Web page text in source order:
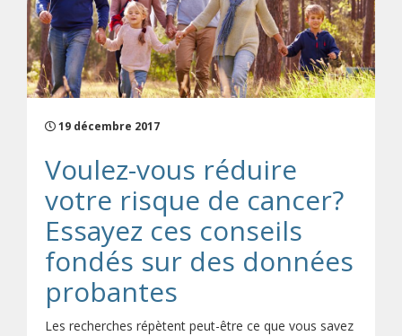
19 décembre 2017
Voulez-vous réduire
votre risque de cancer?
Essayez ces conseils
fondés sur des données
probantes
Les recherches répètent peut-être ce que vous savez